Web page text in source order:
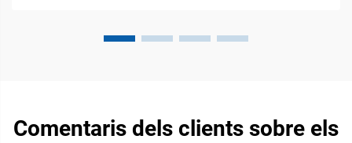
Comentaris dels clients sobre els